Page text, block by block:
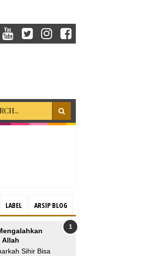
LABEL ARSIP BLOG
Allah
Sihir Bisa